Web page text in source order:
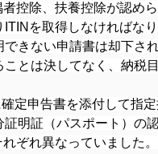
控除、扶養控除が認め
を取得しなければな
きない申請書は却下さ
とは決してなく、納税
定申告書を添付して指
明証（パスポート）の
ぞれ異なっていました